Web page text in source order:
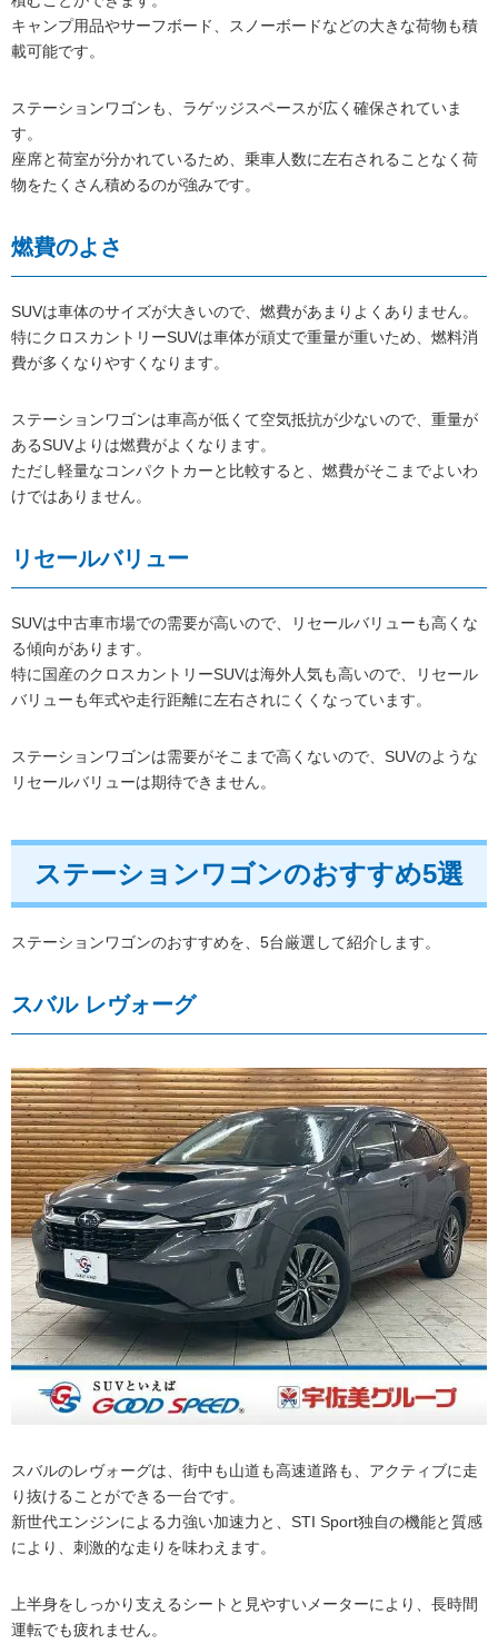
キャンプ用品やサーフボード、スノーボードなどの大きな荷物も積
載可能です。
ステーションワゴンも、ラゲッジスペースが広く確保されていま
す。
座席と荷室が分かれているため、乗車人数に左右されることなく荷
物をたくさん積めるのが強みです。
燃費のよさ
SUVは車体のサイズが大きいので、燃費があまりよくありません。
特にクロスカントリーSUVは車体が頑丈で重量が重いため、燃料消
費が多くなりやすくなります。
ステーションワゴンは車高が低くて空気抵抗が少ないので、重量が
あるSUVよりは燃費がよくなります。
ただし軽量なコンパクトカーと比較すると、燃費がそこまでよいわ
けではありません。
リセールバリュー
SUVは中古車市場での需要が高いので、リセールバリューも高くな
る傾向があります。
特に国産のクロスカントリーSUVは海外人気も高いので、リセール
バリューも年式や走行距離に左右されにくくなっています。
ステーションワゴンは需要がそこまで高くないので、SUVのような
リセールバリューは期待できません。
ステーションワゴンのおすすめ5選
ステーションワゴンのおすすめを、5台厳選して紹介します。
スバル レヴォーグ
スバルのレヴォーグは、街中も山道も高速道路も、アクティブに走
り抜けることができる一台です。
新世代エンジンによる力強い加速力と、STI Sport独自の機能と質感
により、刺激的な走りを味わえます。
上半身をしっかり支えるシートと見やすいメーターにより、長時間
運転でも疲れません。